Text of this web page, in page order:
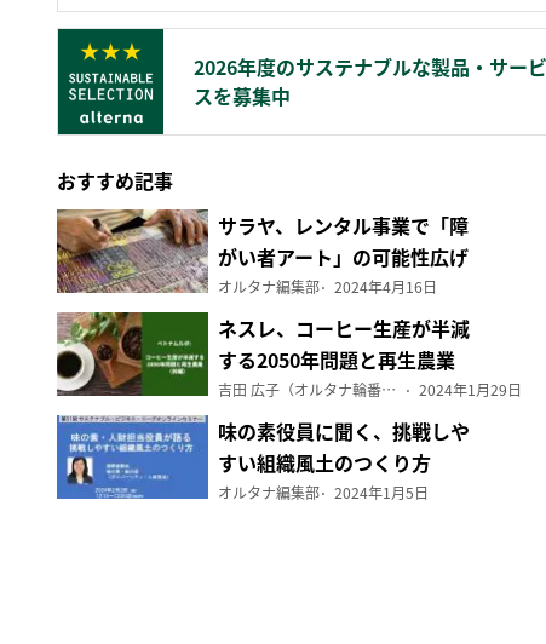
2026年度のサステナブルな製品・サービ
スを募集中
おすすめ記事
サラヤ、レンタル事業で「障
がい者アート」の可能性広げ
る
オルタナ編集部 2024年4月16日
ネスレ、コーヒー生産が半減
する2050年問題と再生農業
（前編）
吉田 広子（オルタナ輪番編集長） 2024年1月29日
味の素役員に聞く、挑戦しや
すい組織風土のつくり方
オルタナ編集部 2024年1月5日